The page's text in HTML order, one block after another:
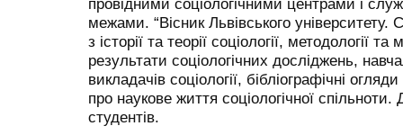
межами. “Вісник Львівського університету.
з історії та теорії соціології, методології
результати соціологічних досліджень,
викладачів соціології, бібліографічні
про наукове життя соціологічної
студентів.